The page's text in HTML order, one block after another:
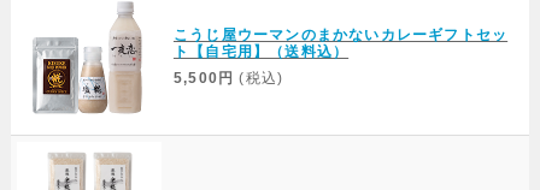
こうじ屋ウーマンのまかないカレーギフトセッ
ト【自宅用】（送料込）
5,500円 (税込)